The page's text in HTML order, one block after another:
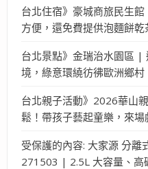
台北住宿》豪城商旅民生
方便，還免費提供泡麵餅乾
台北景點》金瑞治水園區 |
境，綠意環繞彷彿歐洲鄉村
台北親子活動》2026華山
鬆！帶孩子藝起童樂，來
受保護的內容: 大家源 分離
271503 | 2.5L 大容量、高